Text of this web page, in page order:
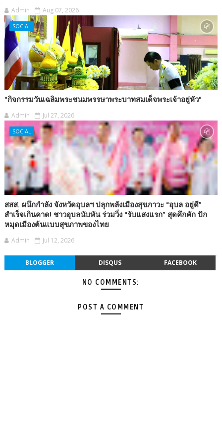
Admin Aug 07, 2026
SOCIAL
"กิจกรรมวันเฉลิมพระชนมพรรษาพระบาทสมเด็จพระเจ้าอยู่หัว"
Admin Jul 27, 2026
SOCIAL
สสส. ผนึกกำลัง จังหวัดอุบลฯ ปลุกพลังเมืองสุขภาวะ “อุบล อยู่ดี”
สำเร็จเกินคาด! ชาวอุบลนับพัน ร่วมวิ่ง “รับแสงแรก” สุดคึกคัก ปัก
หมุดเมืองต้นแบบสุขภาพของไทย
Admin Jul 12, 2026
BLOGGER DISQUS FACEBOOK
NO COMMENTS:
POST A COMMENT